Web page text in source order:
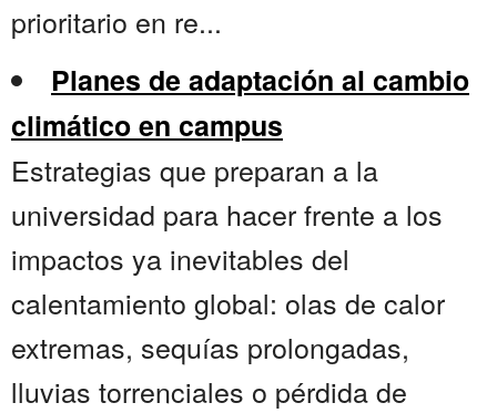
prioritario en re...
Planes de adaptación al cambio
climático en campus
Estrategias que preparan a la
universidad para hacer frente a los
impactos ya inevitables del
calentamiento global: olas de calor
extremas, sequías prolongadas,
lluvias torrenciales o pérdida de